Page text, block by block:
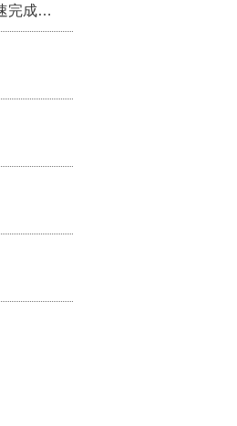
115年第2季固定源空污費申報已於7月底截止，請尚未申報公私場所儘速完成申繳，以免面臨滯納金及罰鍰!